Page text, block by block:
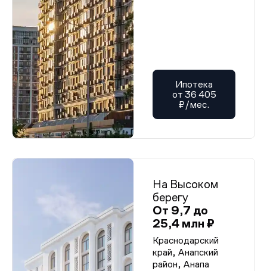
Ипотека
от 36 405
₽/мес.
На Высоком
берегу
От 9,7 до
25,4 млн ₽
Краснодарский
край, Анапский
район, Анапа